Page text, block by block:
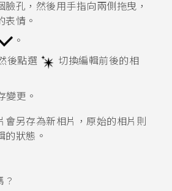
臉孔，然後用手指向兩側拖曳，
表情。
。
後點選
切換編輯前後的相
變更。
會另存為新相片，原始的相片則
的狀態。
？